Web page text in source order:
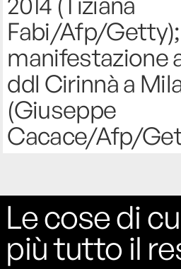
Fabi/Afp/
manifestazione
ddl Cirinnà a
(Giuseppe
Cacace/Afp/
Le cose di
più tutto il